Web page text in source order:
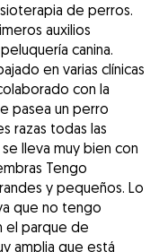
de perros.
auxilios
canina.
en varias clínicas
con la
pasea un perro
razas todas las
lleva muy bien con
Tengo
y pequeños. Lo
que no tengo
el parque de
amplia que está